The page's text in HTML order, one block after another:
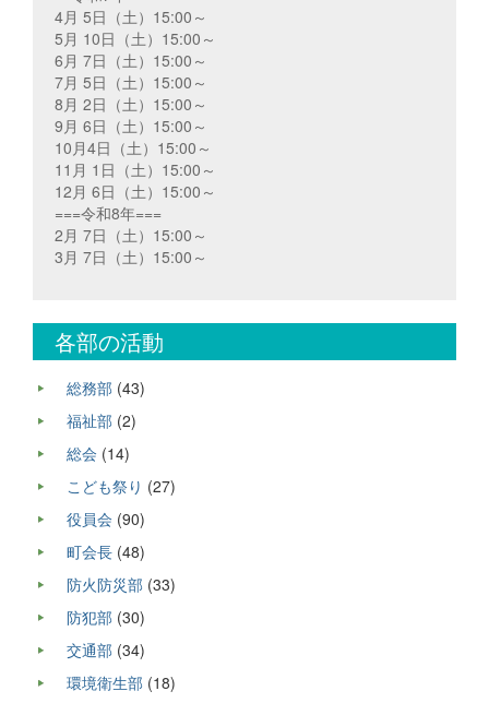
4月 5日（土）15:00～
5月 10日（土）15:00～
6月 7日（土）15:00～
7月 5日（土）15:00～
8月 2日（土）15:00～
9月 6日（土）15:00～
10月4日（土）15:00～
11月 1日（土）15:00～
12月 6日（土）15:00～
===令和8年===
2月 7日（土）15:00～
3月 7日（土）15:00～
各部の活動
総務部 (43)
福祉部 (2)
総会 (14)
こども祭り (27)
役員会 (90)
町会長 (48)
防火防災部 (33)
防犯部 (30)
交通部 (34)
環境衛生部 (18)